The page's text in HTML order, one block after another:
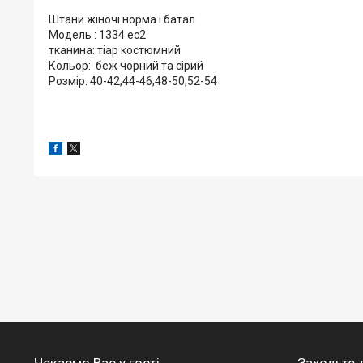
Штани жіночі норма і батал
Модель : 1334 ес2
тканина: тіар костюмний
Кольор: беж чорний та сірий
Розмір: 40-42,44-46,48-50,52-54